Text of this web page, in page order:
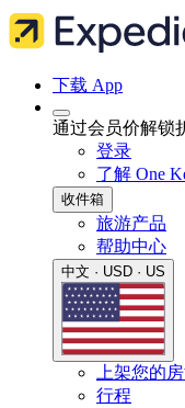
下载 App
通过会员价解锁
登录
了解 One
收件箱
旅游产品
帮助中心
中文 · USD · US
上架您的
行程